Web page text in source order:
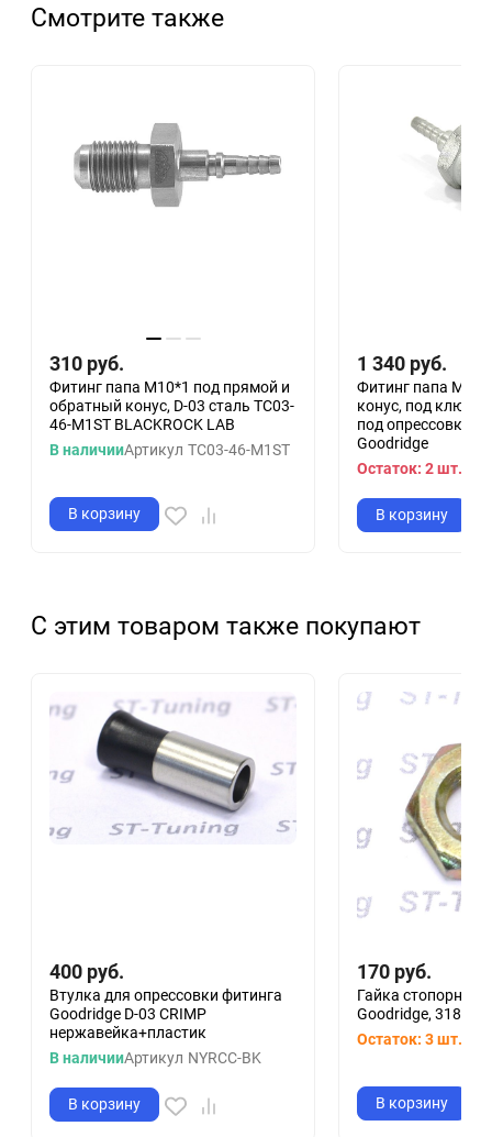
Смотрите также
310 руб.
Фитинг папа M10*1 под прямой и
обратный конус, D-03 сталь TC03-
46-M1ST BLACKROCK LAB
В наличииАртикул TC03-46-M1ST
В корзину
1 340 руб.
Фитинг папа
конус, под ключ
под опрессовку
Goodridge
Остаток: 2 шт.
В корзину
С этим товаром также покупают
400 руб.
Втулка для опрессовки фитинга
Goodridge D-03 CRIMP
нержавейка+пластик
В наличииАртикул NYRCC-BK
В корзину
170 руб.
Гайка стопорная
Goodridge, 318-
Остаток: 3 шт.
В корзину